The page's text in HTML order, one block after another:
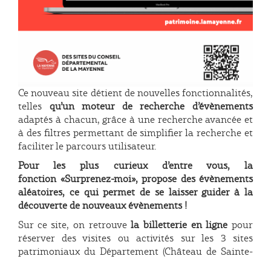
Ce nouveau site détient de nouvelles fonctionnalités,
telles qu’un moteur de recherche d’évènements
adaptés à chacun, grâce à une recherche avancée et
à des filtres permettant de simplifier la recherche et
faciliter le parcours utilisateur.
Pour les plus curieux d’entre vous, la
fonction «Surprenez-moi», propose des évènements
aléatoires, ce qui permet de se laisser guider à la
découverte de nouveaux évènements !
Sur ce site, on retrouvela billetterie en ligne pour
réserver des visites ou activités sur les 3 sites
patrimoniaux du Département (Château de Sainte-